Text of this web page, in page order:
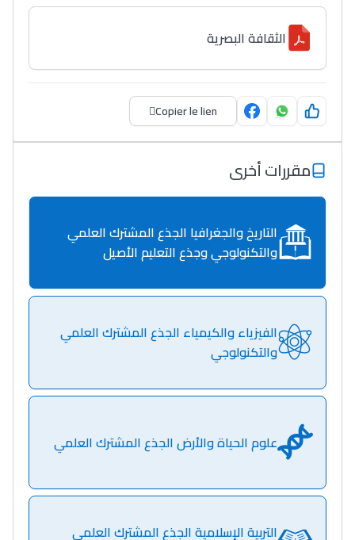
الثقافة البصرية
Copier le lien
مقررات أخرى
التاريخ والجغرافيا الجذع المشترك العلمي
والتكنولوجي وجذع التعليم الأصيل
الفيزياء والكيمياء الجذع المشترك العلمي
والتكنولوجي
علوم الحياة والأرض الجذع المشترك العلمي
التربية الإسلامية الجذع المشترك العلمي